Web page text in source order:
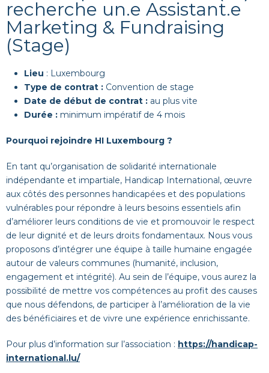
recherche un.e Assistant.e
Marketing & Fundraising
(Stage)
Lieu : Luxembourg
Type de contrat : Convention de stage
Date de début de contrat : au plus vite
Durée : minimum impératif de 4 mois
Pourquoi rejoindre HI Luxembourg ?
En tant qu’organisation de solidarité internationale
indépendante et impartiale, Handicap International, œuvre
aux côtés des personnes handicapées et des populations
vulnérables pour répondre à leurs besoins essentiels afin
d’améliorer leurs conditions de vie et promouvoir le respect
de leur dignité et de leurs droits fondamentaux. Nous vous
proposons d’intégrer une équipe à taille humaine engagée
autour de valeurs communes (humanité, inclusion,
engagement et intégrité). Au sein de l’équipe, vous aurez la
possibilité de mettre vos compétences au profit des causes
que nous défendons, de participer à l’amélioration de la vie
des bénéficiaires et de vivre une expérience enrichissante.
Pour plus d’information sur l’association : https://handicap-
international.lu/